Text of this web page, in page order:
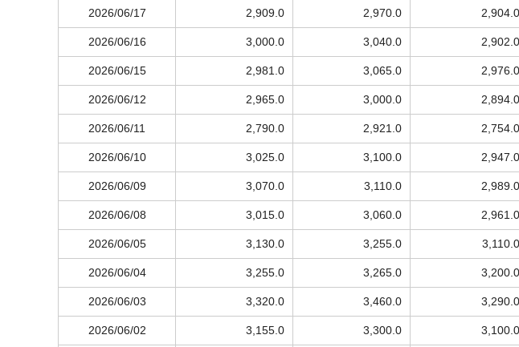
2026/06/17 2,909.0 2,970.0 2,904.0
2026/06/16 3,000.0 3,040.0 2,902.0
2026/06/15 2,981.0 3,065.0 2,976.0
2026/06/12 2,965.0 3,000.0 2,894.0
2026/06/11 2,790.0 2,921.0 2,754.0
2026/06/10 3,025.0 3,100.0 2,947.0
2026/06/09 3,070.0 3,110.0 2,989.0
2026/06/08 3,015.0 3,060.0 2,961.0
2026/06/05 3,130.0 3,255.0 3,110.0
2026/06/04 3,255.0 3,265.0 3,200.0
2026/06/03 3,320.0 3,460.0 3,290.0
2026/06/02 3,155.0 3,300.0 3,100.0